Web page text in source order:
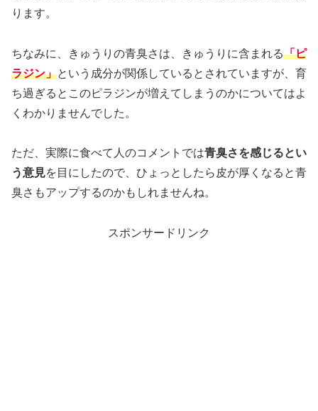
ります。
ちなみに、きゅうりの青臭さは、きゅうりに含まれる「ピ
ラジン」という成分が関係しているとされていますが、育
ち過ぎるとこのピラジンが増えてしまうのかについてはよ
くわかりませんでした。
ただ、実際に食べて人のコメントでは青臭さを感じるとい
う意見を目にしたので、ひょっとしたら皮が厚くなると青
臭さもアップするのかもしれませんね。
スポンサードリンク